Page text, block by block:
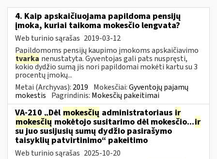
4. Kaip apskaičiuojama papildoma pensijų
įmoka, kuriai taikoma mokesčio lengvata?
Web turinio sąrašas 2019-03-12
Papildomoms pensijų kaupimo įmokoms apskaičiavimo
tvarka nenustatyta. Gyventojas gali pats nuspręsti,
kokio dydžio sumą jis nori papildomai mokėti kartu su 3
procentų įmokų...
Metai (Archyvas): 2019 Mokesčiai:Gyventojų pajamų
mokestis Pagrindinis: Mokesčių pakeitimai
VA-210 „Dėl mokesčių administratoriaus ir
mokesčių mokėtojo susitarimo dėl mokesčio...ir
su juo susijusių sumų dydžio pasirašymo
taisyklių patvirtinimo“ pakeitimo
Web turinio sąrašas 2025-10-20